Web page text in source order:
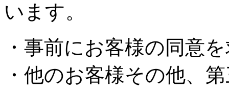
います。
・事前にお客様の同意
・他のお客様その他、